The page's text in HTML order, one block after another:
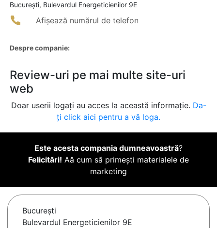
Bucureşti, Bulevardul Energeticienilor 9E
Afișează numărul de telefon
Despre companie:
Review-uri pe mai multe site-uri
web
Doar userii logați au acces la această informație. Da-
ți click aici pentru a vă loga.
Este acesta compania dumneavoastră?
Felicitări! Aă cum să primești materialele de
marketing
Bucureşti
Bulevardul Energeticienilor 9E